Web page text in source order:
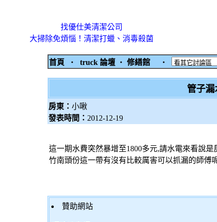
找優仕美清潔公司
大掃除免煩惱！清潔打蠟、消毒殺菌
首頁 ‧ truck 論壇 ‧ 修繕館 ‧
管子漏
房東： 小啾
發表時間： 2012-12-19
這一期水費突然暴增至1800多元,請水電來看說
竹南頭份這一帶有沒有比較厲害可以抓漏的師傅
贊助網站